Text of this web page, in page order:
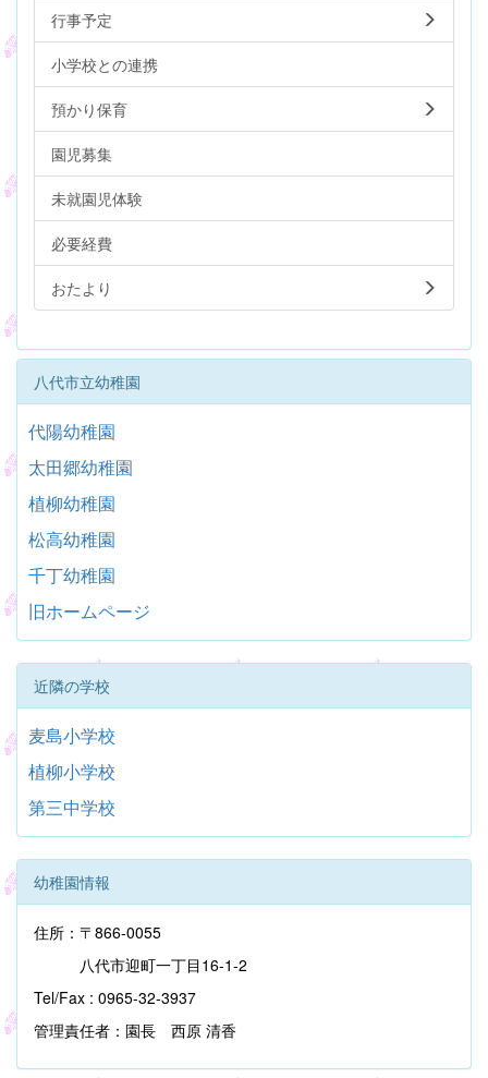
行事予定
小学校との連携
預かり保育
園児募集
未就園児体験
必要経費
おたより
八代市立幼稚園
代陽幼稚園
太田郷幼稚園
植柳幼稚園
松高幼稚園
千丁幼稚園
旧ホームページ
近隣の学校
麦島小学校
植柳小学校
第三中学校
幼稚園情報
住所：〒866-0055
八代市迎町一丁目16-1-2
Tel/Fax : 0965-32-3937
管理責任者：園長 西原 清香